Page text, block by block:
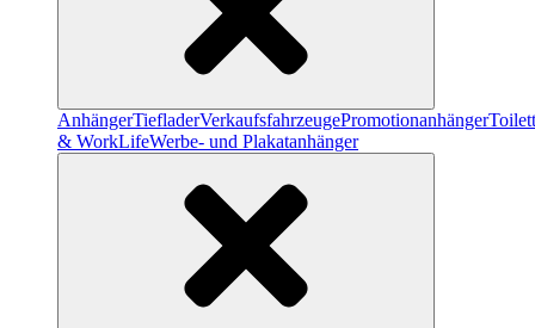
AnhängerTiefladerVerkaufsfahrzeugePromotionanhänger
& WorkLifeWerbe- und Plakatanhänger